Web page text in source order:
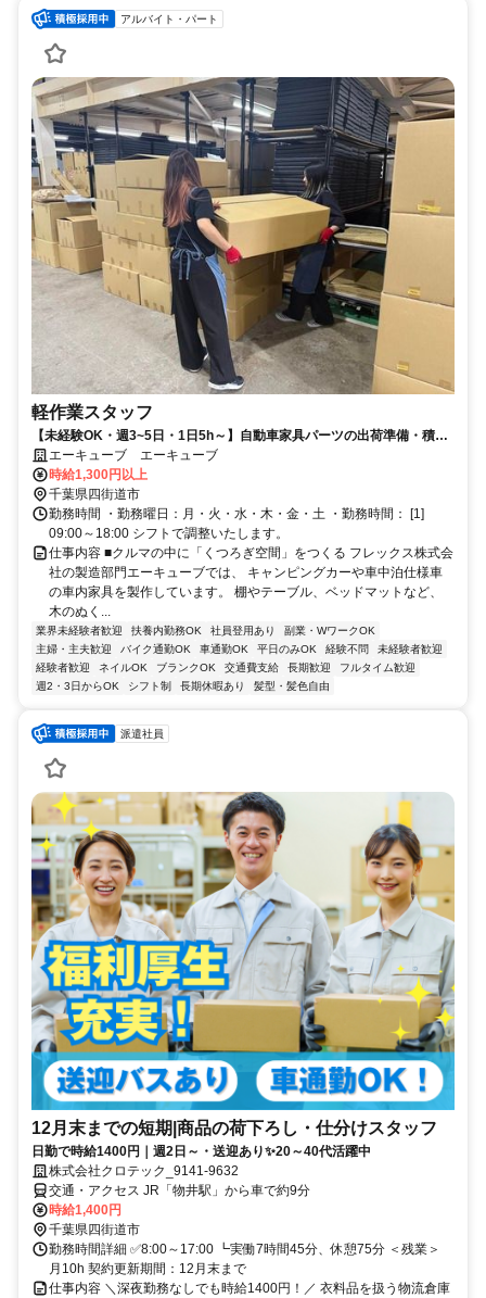
アルバイト・パート
軽作業スタッフ
【未経験OK・週3~5日・1日5h～】自動車家具パーツの出荷準備・積み
込み等の軽作業／正社員登用も◎
エーキューブ エーキューブ
時給1,300円以上
千葉県四街道市
勤務時間 ・勤務曜日：月・火・水・木・金・土 ・勤務時間： [1]
09:00～18:00 シフトで調整いたします。
仕事内容 ■クルマの中に「くつろぎ空間」をつくる フレックス株式会
社の製造部門エーキューブでは、 キャンピングカーや車中泊仕様車
の車内家具を製作しています。 棚やテーブル、ベッドマットなど、
木のぬく...
業界未経験者歓迎 扶養内勤務OK 社員登用あり
副業・WワークOK
主婦・主夫歓迎
バイク通勤OK 車通勤OK 平日のみOK 経験不問
未経験者歓迎
経験者歓迎
ネイルOK ブランクOK 交通費支給 長期歓迎
フルタイム歓迎
週2・3日からOK
シフト制 長期休暇あり 髪型・髪色自由
派遣社員
12月末までの短期|商品の荷下ろし・仕分けスタッフ
日勤で時給1400円｜週2日～・送迎あり✨20～40代活躍中
株式会社クロテック_9141-9632
交通・アクセス JR「物井駅」から車で約9分
時給1,400円
千葉県四街道市
勤務時間詳細 ✅8:00～17:00 ┗実働7時間45分、休憩75分 ＜残業＞
月10h 契約更新期間：12月末まで
仕事内容 ＼深夜勤務なしでも時給1400円！／ 衣料品を扱う物流倉庫